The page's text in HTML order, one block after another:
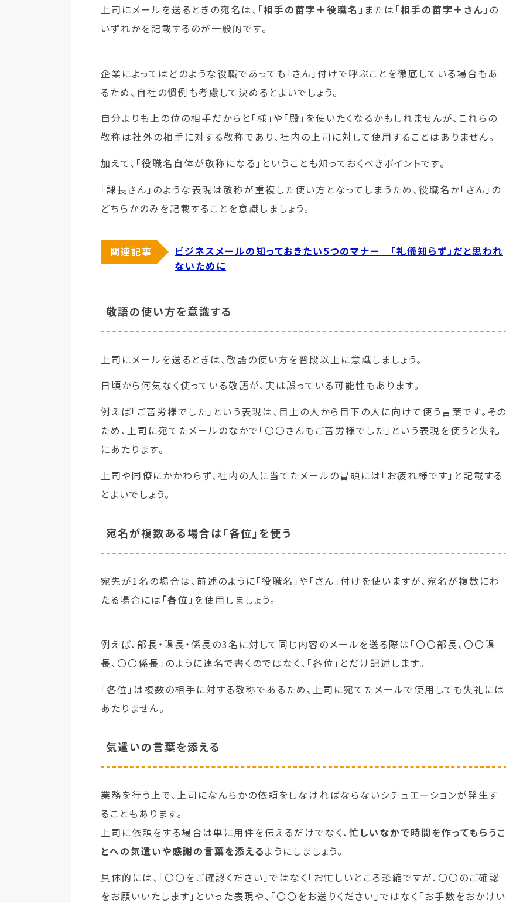
上司にメールを送るときの宛名は、 「相手の苗字＋役職名」 または 「相手の苗字＋さん」 の
いずれかを記載するのが一般的です。
企業によってはどのような役職であっても「さん」付けで呼ぶことを徹底している場合もあ
るため、自社の慣例も考慮して決めるとよいでしょう。
自分よりも上の位の相手だからと「様」や「殿」を使いたくなるかもしれませんが、これらの
敬称は社外の相手に対する敬称であり、社内の上司に対して使用することはありません。
加えて、「役職名自体が敬称になる」ということも知っておくべきポイントです。
「課長さん」のような表現は敬称が重複した使い方となってしまうため、役職名か「さん」の
どちらかのみを記載することを意識しましょう。
関連記事
ビジネスメールの知っておきたい5つのマナー｜「礼儀知らず」だと思われ
ないために
敬語の使い方を意識する
上司にメールを送るときは、敬語の使い方を普段以上に意識しましょう。
日頃から何気なく使っている敬語が、実は誤っている可能性もあります。
例えば「ご苦労様でした」という表現は、目上の人から目下の人に向けて使う言葉です。その
ため、上司に宛てたメールのなかで「〇〇さんもご苦労様でした」という表現を使うと失礼
にあたります。
上司や同僚にかかわらず、社内の人に当てたメールの冒頭には「お疲れ様です」と記載する
とよいでしょう。
宛名が複数ある場合は「各位」を使う
宛先が1名の場合は、前述のように「役職名」や「さん」付けを使いますが、宛名が複数にわ
たる場合には 「各位」 を使用しましょう。
例えば、部長・課長・係長の3名に対して同じ内容のメールを送る際は「〇〇部長、〇〇課
長、〇〇係長」のように連名で書くのではなく、「各位」とだけ記述します。
「各位」は複数の相手に対する敬称であるため、上司に宛てたメールで使用しても失礼には
あたりません。
気遣いの言葉を添える
業務を行う上で、上司になんらかの依頼をしなければならないシチュエーションが発生す
ることもあります。
上司に依頼をする場合は単に用件を伝えるだけでなく、 忙しいなかで時間を作ってもらうこ
とへの気遣いや感謝の言葉を添えるようにしましょう。
具体的には、「〇〇をご確認ください」ではなく「お忙しいところ恐縮ですが、〇〇のご確認
をお願いいたします」といった表現や、「〇〇をお送りください」ではなく「お手数をおかけい